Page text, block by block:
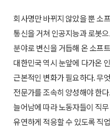
회사명만 바뀌지 않았을 뿐 소
통신을 거쳐 인공지능과 로봇
분야로 변신을 거듭해 온 소프
대한민국 역시 눈앞에 다가온
근본적인 변화가 필요하다. 무
전문가를 조속히 양성해야 한
늘어남에 따라 노동자들이 직
유연하게 적응할 수 있도록 직